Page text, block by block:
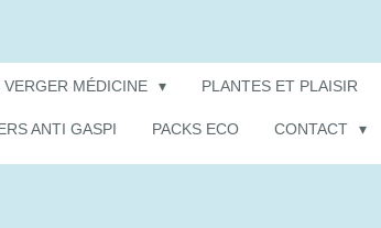
MÉDICINE PLANTES ET PLAISIR
ANTI GASPI PACKS ECO CONTACT